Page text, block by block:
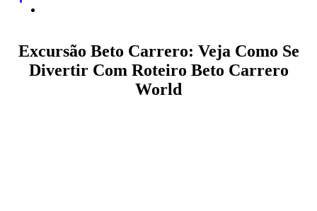
Excursão Beto Carrero: Veja Como Se
Divertir Com Roteiro Beto Carrero
World